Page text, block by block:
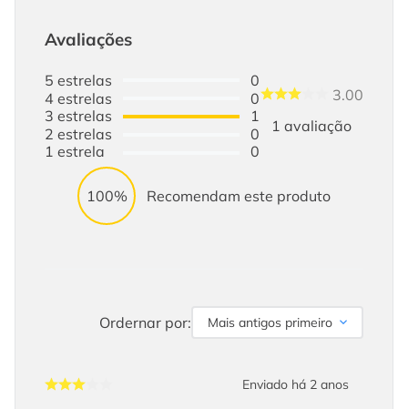
Avaliações
5estrelas
4estrelas
3estrelas
2estrelas
1estrela
0
0
1
0
0
3.00
1avaliação
100% Recomendam este produto
Ordernar por: Mais antigos primeiro
Enviado há 2 anos